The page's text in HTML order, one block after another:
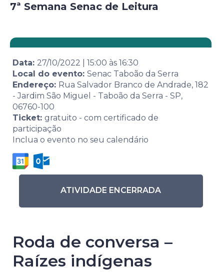
7ª Semana Senac de Leitura
Data: 27/10/2022 15:00 às 16:30
Local do evento: Senac Taboão da Serra
Endereço: Rua Salvador Branco de Andrade, 182
- Jardim São Miguel - Taboão da Serra - SP,
06760-100
Ticket: gratuito - com certificado de
participação
Inclua o evento no seu calendário
ATIVIDADE ENCERRADA
Roda de conversa –
Raízes indígenas